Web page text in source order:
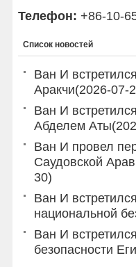
Телефон: +86-10-
Список новостей
Ван И
Аракчи(2026-07-
Ван И
Абделем Аты
Ван И провел
Саудовской
30)
Ван И
национальной
Ван И
безопасности